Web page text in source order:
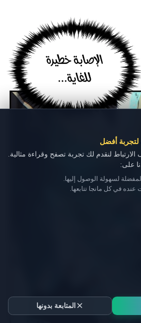
لتجربة أفضل
لنقدم لك تجربة تصفح وقراءة مثالية.
على:
لسهولة الوصول إليها.
في كل مانجا تتابعها.
المتابعة بدونها